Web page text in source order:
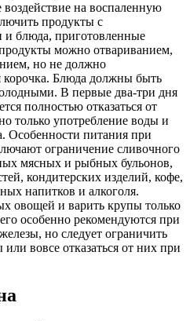
на воспаленную
продукты с
и блюда, приготовленные
можно отвариванием,
но не должно
корочка. Блюда должны быть
В первые два-три дня
полностью отказаться от
только употребление воды и
Особенности питания при
ограничение сливочного
мясных и рыбных бульонов,
кондитерских изделий, кофе,
напитков и алкоголя.
овощей и варить крупы только
особенно рекомендуются при
но следует ограничить
вовсе отказаться от них при